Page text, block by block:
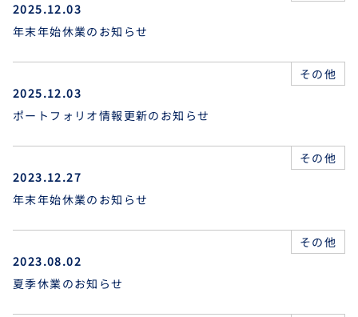
2025.12.03
年末年始休業のお知らせ
その他
2025.12.03
ポートフォリオ情報更新のお知らせ
その他
2023.12.27
年末年始休業のお知らせ
その他
2023.08.02
夏季休業のお知らせ